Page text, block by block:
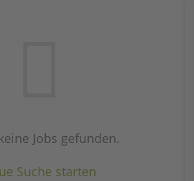
Jobs gefunden.
Suche starten